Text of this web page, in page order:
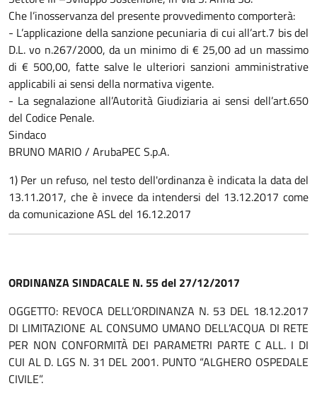
Che l’inosservanza del presente provvedimento comporterà:
- L’applicazione della sanzione pecuniaria di cui all’art.7 bis del
D.L. vo n.267/2000, da un minimo di € 25,00 ad un massimo
di € 500,00, fatte salve le ulteriori sanzioni amministrative
applicabili ai sensi della normativa vigente.
- La segnalazione all’Autorità Giudiziaria ai sensi dell’art.650
del Codice Penale.
Sindaco
BRUNO MARIO / ArubaPEC S.p.A.
1) Per un refuso, nel testo dell'ordinanza è indicata la data del
13.11.2017, che è invece da intendersi del 13.12.2017 come
da comunicazione ASL del 16.12.2017
ORDINANZA SINDACALE N. 55 del 27/12/2017
OGGETTO: REVOCA DELL’ORDINANZA N. 53 DEL 18.12.2017
DI LIMITAZIONE AL CONSUMO UMANO DELL’ACQUA DI RETE
PER NON CONFORMITÀ DEI PARAMETRI PARTE C ALL. I DI
CUI AL D. LGS N. 31 DEL 2001. PUNTO “ALGHERO OSPEDALE
CIVILE”.